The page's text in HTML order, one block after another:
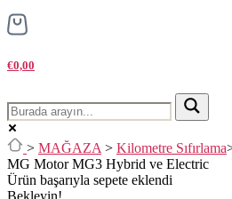
€0,00
> MAĞAZA > Kilometre Sıfırlama
MG Motor MG3 Hybrid ve Electric
Ürün başarıyla sepete eklendi
Bekleyin!